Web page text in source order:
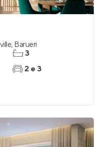
, Barueri
3
2 e 3